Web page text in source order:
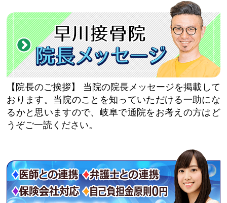
【院長のご挨拶】
当院の院長メッセージを掲載して
おります。当院のことを知っていただける一助にな
るかと思いますので、岐阜で通院をお考えの方はど
うぞご一読ください。